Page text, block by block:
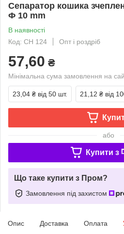
Сепаратор кошика
Ф 10 mm
В наявності
Код: CH 124
Опт і роздріб
57,60 ₴
Мінімальна сума замовлення на
23,04 ₴ від 50 шт. 21,12 ₴ від
або
Купити з
Що таке купити з Пром?
Замовлення під захистом
Опис Доставка Оплата